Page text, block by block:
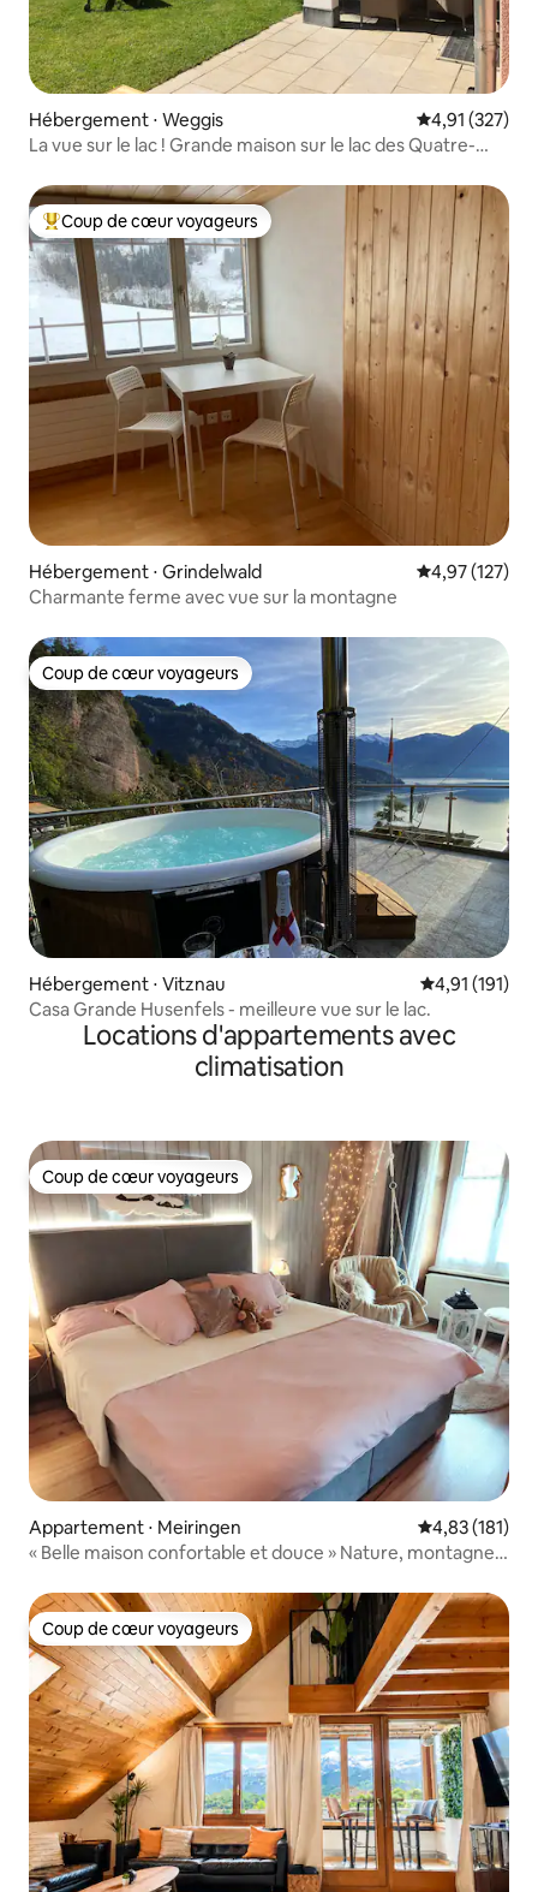
Hébergement ⋅ Weggis Évaluation
4,91 (327)
La vue sur le lac ! Grande maison sur le lac des Quatre-
Coups de cœur voyageurs les plus appréciés
Coup de cœur voyageurs
Hébergement ⋅ Grindelwald Évaluation
4,97 (127)
Charmante ferme avec vue sur la montagne
Coup de cœur voyageurs
Coup de cœur voyageurs
Hébergement ⋅ Vitznau Évaluation
4,91 (191)
Casa Grande Husenfels - meilleure vue sur le lac.
Locations d'appartements avec
climatisation
Coup de cœur voyageurs
Coup de cœur voyageurs
Appartement ⋅ Meiringen Évaluation
4,83 (181)
« Belle maison confortable et douce » Nature, montagnes,
Coup de cœur voyageurs
Coup de cœur voyageurs